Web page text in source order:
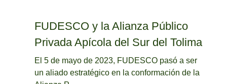
FUDESCO y la Alianza Público
Privada Apícola del Sur del Tolima
El 5 de mayo de 2023, FUDESCO pasó a ser
un aliado estratégico en la conformación de la